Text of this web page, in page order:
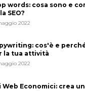
words: cosa sono e
SEO?
2022
cos'è e
la tua attività
2022
Web Economici: crea